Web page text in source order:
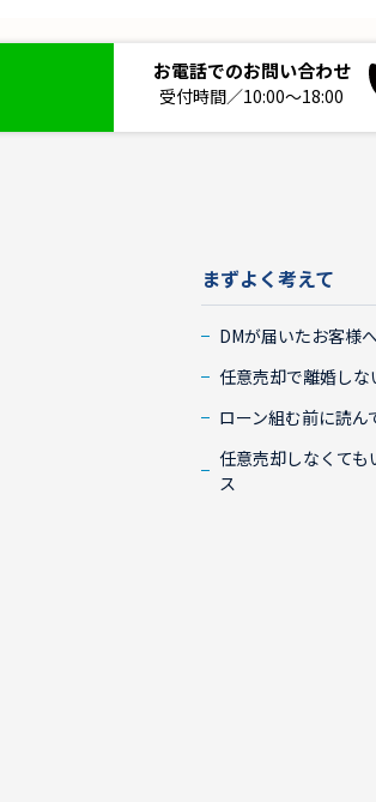
お電話でのお問い合わせ
受付時間／10:00～18:00
まずよく考えて
DMが届いたお客様
任意売却で離婚しな
ローン組む前に読ん
任意売却しなくても
ス